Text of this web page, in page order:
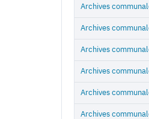
Archives
Archives
Archives
Archives
Archives
Archives